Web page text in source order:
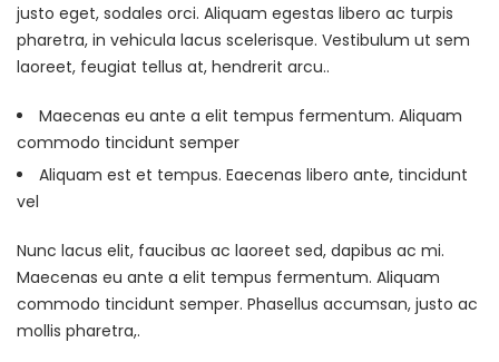
justo eget, sodales orci. Aliquam egestas libero ac turpis
pharetra, in vehicula lacus scelerisque. Vestibulum ut sem
laoreet, feugiat tellus at, hendrerit arcu..
Maecenas eu ante a elit tempus fermentum. Aliquam
commodo tincidunt semper
Aliquam est et tempus. Eaecenas libero ante, tincidunt
vel
Nunc lacus elit, faucibus ac laoreet sed, dapibus ac mi.
Maecenas eu ante a elit tempus fermentum. Aliquam
commodo tincidunt semper. Phasellus accumsan, justo ac
mollis pharetra,.